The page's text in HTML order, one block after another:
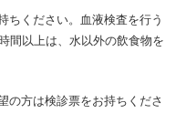
ちください。血液検査を行う
間以上は、水以外の飲食物を
の方は検診票をお持ちくださ